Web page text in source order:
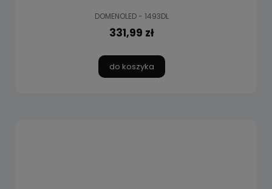
DOMENOLED - 1493DL
331,99 zł
do koszyka